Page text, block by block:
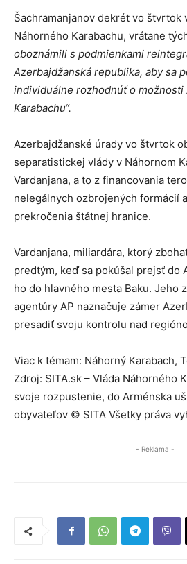
Šachramanjanov dekrét vo štvrtok
Náhorného Karabachu, vrátane
oboznámili s podmienkami
Azerbajdžanská republika, aby sa
individuálne rozhodnúť o možnosti
Karabachu“.
Azerbajdžanské úrady vo štvrtok
separatistickej vlády v Náhornom
Vardanjana, a to z financovania
nelegálnych ozbrojených formácií
prekročenia štátnej hranice.
Vardanjana, miliardára, ktorý
predtým, keď sa pokúšal prejsť do
ho do hlavného mesta Baku. Jeho
agentúry AP naznačuje zámer
presadiť svoju kontrolu nad
Viac k témam: Náhorný Karabach,
Zdroj: SITA.sk – Vláda Náhorného
svoje rozpustenie, do Arménska
obyvateľov © SITA Všetky práva
- Reklama -